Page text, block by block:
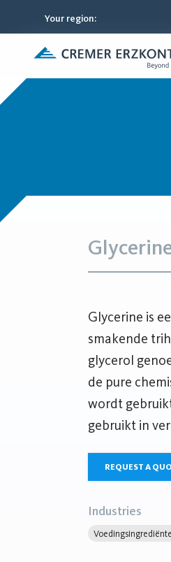
Your region:
Glycerine is
smakende
glycerol
de pure
wordt
gebruikt in
REQUEST A
Industries